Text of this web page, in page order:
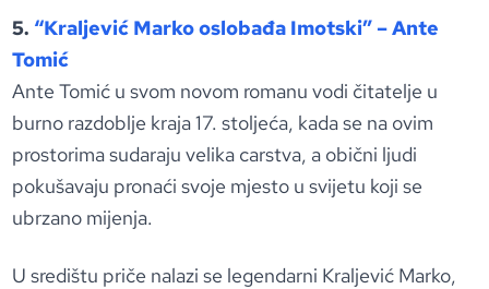
5. “Kraljević Marko oslobađa Imotski” – Ante
Tomić
Ante Tomić u svom novom romanu vodi čitatelje u
burno razdoblje kraja 17. stoljeća, kada se na ovim
prostorima sudaraju velika carstva, a obični ljudi
pokušavaju pronaći svoje mjesto u svijetu koji se
ubrzano mijenja.
U središtu priče nalazi se legendarni Kraljević Marko,